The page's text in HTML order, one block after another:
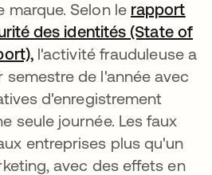
marque. Selon le rapport
des identités (State of
s’ouvre dans un nouvel
l'activité frauduleuse a
semestre de l'année avec
d'enregistrement
seule journée. Les faux
entreprises plus qu'un
avec des effets en